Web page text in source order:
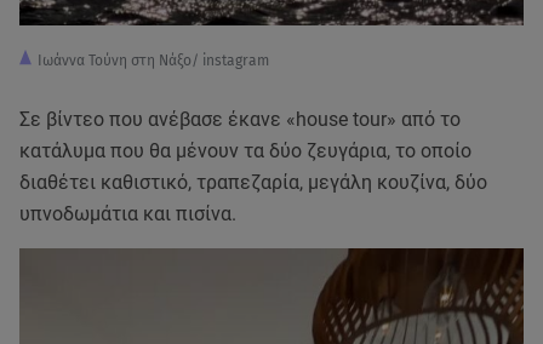
Ιωάννα Τούνη στη Νάξο/ instagram
Σε βίντεο που ανέβασε έκανε «house tour» από το
κατάλυμα που θα μένουν τα δύο ζευγάρια, το οποίο
διαθέτει καθιστικό, τραπεζαρία, μεγάλη κουζίνα, δύο
υπνοδωμάτια και πισίνα.